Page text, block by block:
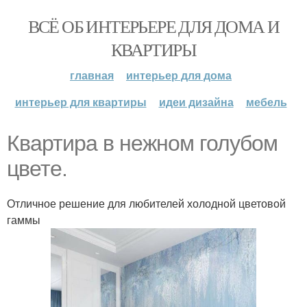
ВСЁ ОБ ИНТЕРЬЕРЕ ДЛЯ ДОМА И
КВАРТИРЫ
главная
интерьер для дома
интерьер для квартиры
идеи дизайна мебель
Квартира в нежном голубом
цвете.
Отличное решение для любителей холодной цветовой
гаммы